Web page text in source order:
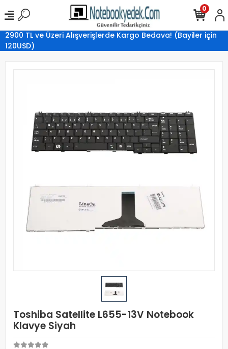
2900 TL ve Üzeri Alışverişlerde Kargo Bedava! (Bayiler için
120USD)
0
Toshiba Satellite L655-13V Notebook
Klavye Siyah